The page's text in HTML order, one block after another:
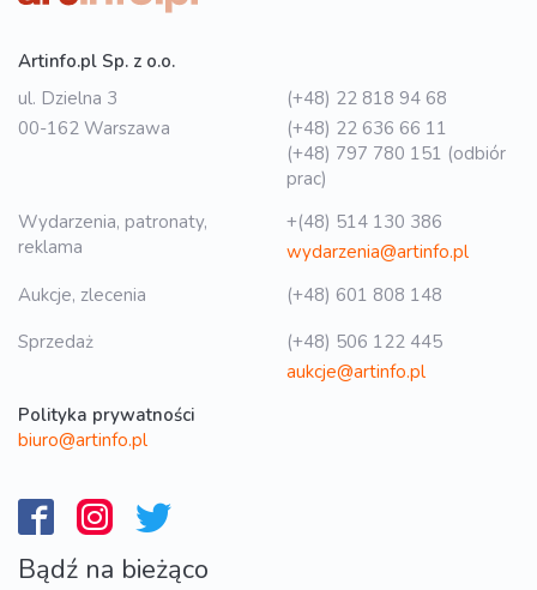
Artinfo.pl Sp. z o.o.
ul. Dzielna 3
00-162 Warszawa
(+48) 22 818 94 68
(+48) 22 636 66 11
(+48) 797 780 151 (odbiór
prac)
Wydarzenia, patronaty,
reklama
+(48) 514 130 386
wydarzenia@artinfo.pl
Aukcje, zlecenia
(+48) 601 808 148
Sprzedaż
(+48) 506 122 445
aukcje@artinfo.pl
Polityka prywatności
biuro@artinfo.pl
Bądź na bieżąco